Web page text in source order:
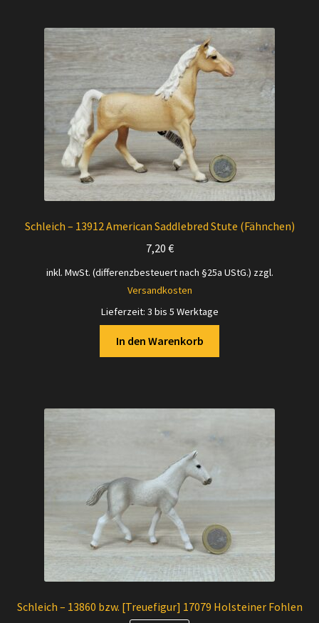
Schleich – 13912 American Saddlebred Stute (Fähnchen)
7,20 €
inkl. MwSt. (differenzbesteuert nach §25a UStG.) zzgl.
Versandkosten
Lieferzeit: 3 bis 5 Werktage
In den Warenkorb
Schleich – 13860 bzw. [Treuefigur] 17079 Holsteiner Fohlen